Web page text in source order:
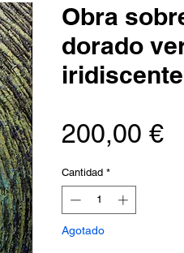
Obra
dorado
iridiscente
200,00 €
Cantidad *
Agotado